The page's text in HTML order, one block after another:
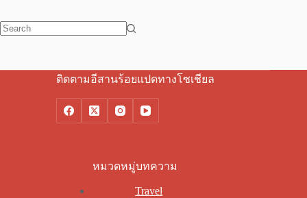
ติดตามอีสานร้อยแปดทางโซเชียล
หมวดหมู่บทความ
Travel